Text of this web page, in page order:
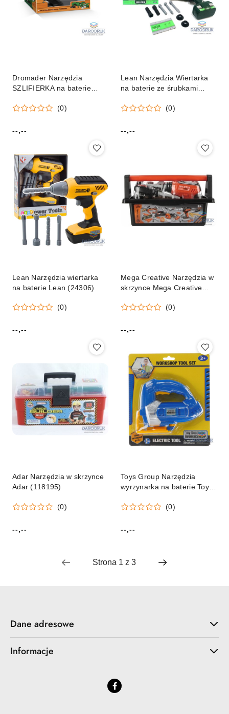
Dromader Narzędzia
SZLIFIERKA na baterie
(0)
Cena:
--,--
Lean Narzędzia Wiertarka
na baterie ze śrubkami
(0)
Cena:
--,--
Lean Narzędzia wiertarka
na baterie Lean (24306)
(0)
Cena:
--,--
Mega Creative Narzędzia w
skrzynce Mega Creative
(0)
Cena:
--,--
Adar Narzędzia w skrzynce
Adar (118195)
(0)
Cena:
--,--
Toys Group Narzędzia
wyrzynarka na baterie Toys
(0)
Cena:
--,--
Dane adresowe
Informacje